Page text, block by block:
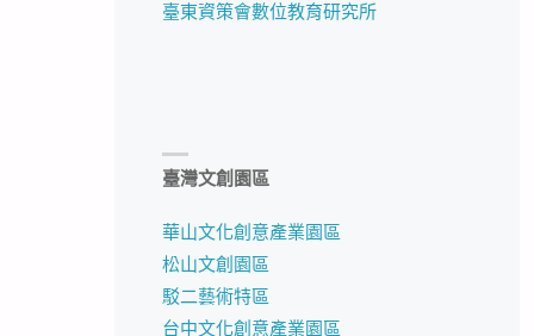
臺東資策會數位教育研究所
臺灣文創園區
華山文化創意產業園區
松山文創園區
駁二藝術特區
台中文化創意產業園區